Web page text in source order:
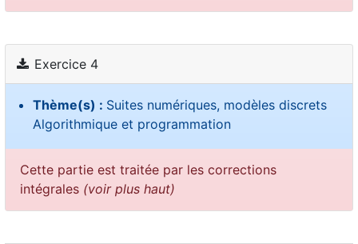
Exercice 4
Thème(s) : Suites numériques, modèles discrets
Algorithmique et programmation
Cette partie est traitée par les corrections
intégrales (voir plus haut)